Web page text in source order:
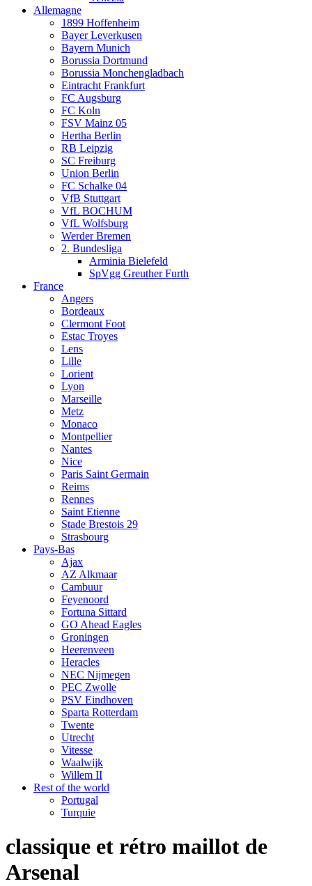
Allemagne
1899 Hoffenheim
Bayer Leverkusen
Bayern Munich
Borussia Dortmund
Borussia Monchengladbach
Eintracht Frankfurt
FC Augsburg
FC Koln
FSV Mainz 05
Hertha Berlin
RB Leipzig
SC Freiburg
Union Berlin
FC Schalke 04
VfB Stuttgart
VfL BOCHUM
VfL Wolfsburg
Werder Bremen
2. Bundesliga
Arminia Bielefeld
SpVgg Greuther Furth
France
Angers
Bordeaux
Clermont Foot
Estac Troyes
Lens
Lille
Lorient
Lyon
Marseille
Metz
Monaco
Montpellier
Nantes
Nice
Paris Saint Germain
Reims
Rennes
Saint Etienne
Stade Brestois 29
Strasbourg
Pays-Bas
Ajax
AZ Alkmaar
Cambuur
Feyenoord
Fortuna Sittard
GO Ahead Eagles
Groningen
Heerenveen
Heracles
NEC Nijmegen
PEC Zwolle
PSV Eindhoven
Sparta Rotterdam
Twente
Utrecht
Vitesse
Waalwijk
Willem II
Rest of the world
Portugal
Turquie
classique et rétro maillot de
Arsenal